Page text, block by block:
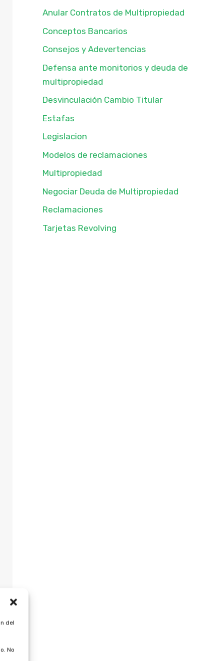
del
No
Anular Contratos de Multipropiedad
Conceptos Bancarios
Consejos y Adevertencias
Defensa ante monitorios y deuda de
multipropiedad
Desvinculación Cambio Titular
Estafas
Legislacion
Modelos de reclamaciones
Multipropiedad
Negociar Deuda de Multipropiedad
Reclamaciones
Tarjetas Revolving